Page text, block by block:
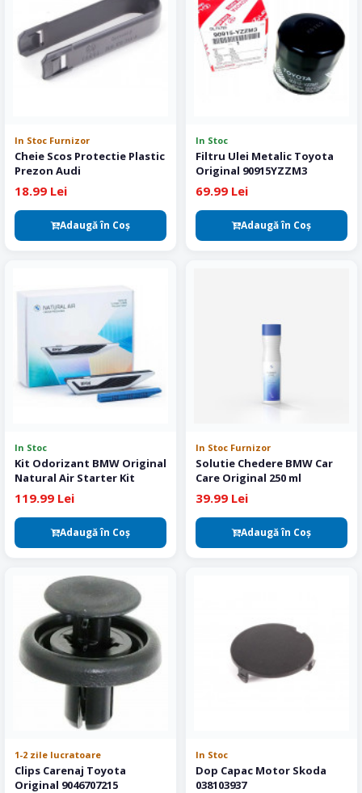
In Stoc Furnizor
Cheie Scos Protectie Plastic
Prezon Audi
18.99 Lei
Adaugă în Coş
In Stoc
Filtru Ulei Metalic Toyota
Original 90915YZZM3
69.99 Lei
Adaugă în Coş
In Stoc
Kit Odorizant BMW Original
Natural Air Starter Kit
119.99 Lei
Adaugă în Coş
In Stoc Furnizor
Solutie Chedere BMW Car
Care Original 250 ml
39.99 Lei
Adaugă în Coş
1-2 zile lucratoare
Clips Carenaj Toyota
Original 9046707215
In Stoc
Dop Capac Motor Skoda
038103937